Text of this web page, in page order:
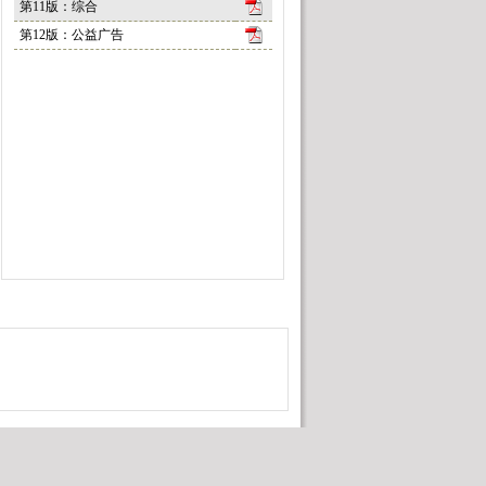
第11版：综合
第12版：公益广告